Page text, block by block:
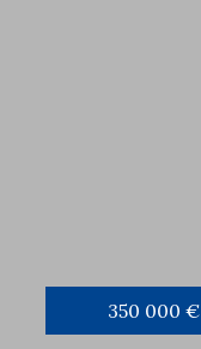
350 000 €